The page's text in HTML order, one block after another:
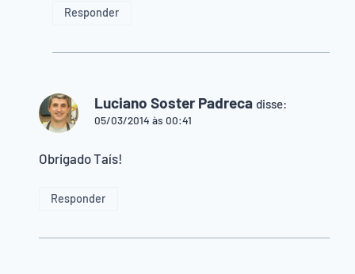
Responder
Luciano Soster Padreca disse:
05/03/2014 às 00:41
Obrigado Taís!
Responder